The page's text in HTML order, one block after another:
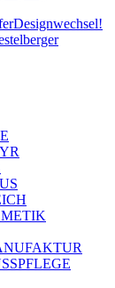
Designwechsel!